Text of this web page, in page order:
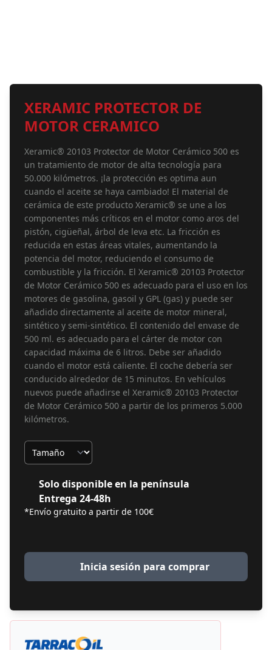
XERAMIC PROTECTOR DE
MOTOR CERAMICO
Xeramic® 20103 Protector de Motor Cerámico 500 es
un tratamiento de motor de alta tecnología para
50.000 kilómetros. ¡la protección es optima aun
cuando el aceite se haya cambiado! El material de
cerámica de este producto Xeramic® se une a los
componentes más críticos en el motor como aros del
pistón, cigüeñal, árbol de leva etc. La fricción es
reducida en estas áreas vitales, aumentando la
potencia del motor, reduciendo el consumo de
combustible y la fricción. El Xeramic® 20103 Protector
de Motor Cerámico 500 es adecuado para el uso en los
motores de gasolina, gasoil y GPL (gas) y puede ser
añadido directamente al aceite de motor mineral,
sintético y semi-sintético. El contenido del envase de
500 ml. es adecuado para el cárter de motor con
capacidad máxima de 6 litros. Debe ser añadido
cuando el motor está caliente. El coche debería ser
conducido alrededor de 15 minutos. En vehículos
nuevos puede añadirse el Xeramic® 20103 Protector
de Motor Cerámico 500 a partir de los primeros 5.000
kilómetros.
Tamaño
Solo disponible en la península
Entrega 24-48h
*Envío gratuito a partir de 100€
Inicia sesión para comprar